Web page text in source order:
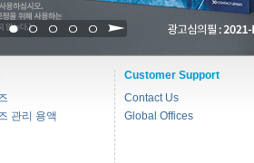
2 3 4 5 6
관리 용액
Customer Support
Contact Us
Global Offices